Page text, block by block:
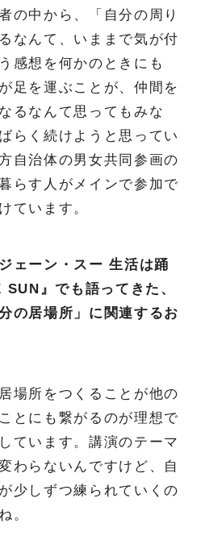
の中から、「自分の周り
なんて、いままで気が付
感想を何かのときにも
足を運ぶことが、仲間を
るなんて思ってもみな
らく続けようと思ってい
自治体の男女共同参画の
らす人がメインで参加で
ています。
ェーン・スー 生活は踊
』でも語ってきた、
の居場所」に関連するお
場所をつくることが他の
とにも繋がるのが理想で
ています。講演のテーマ
わらないんですけど、自
少しずつ練られていくの
。